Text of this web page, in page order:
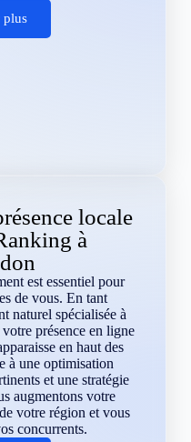
plus
locale
à
est essentiel pour
de vous. En tant
naturel spécialisée à
présence en ligne
en haut des
à une optimisation
et une stratégie
augmentons votre
votre région et vous
concurrents.